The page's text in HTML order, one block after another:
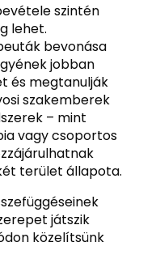
szintén
lehet.
bevonása
jobban
és megtanulják
szakemberek
– mint
vagy csoportos
terület állapota.
játszik
közelítsünk